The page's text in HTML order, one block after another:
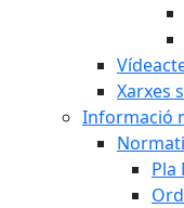
Xarxes
Informació
Pla